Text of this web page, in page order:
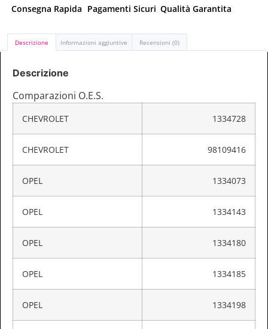
Consegna Rapida Pagamenti Sicuri Qualità Garantita
Descrizione Informazioni aggiuntive Recensioni (0)
Descrizione
Comparazioni O.E.S.
CHEVROLET 1334728
CHEVROLET 98109416
OPEL 1334073
OPEL 1334143
OPEL 1334180
OPEL 1334185
OPEL 1334198